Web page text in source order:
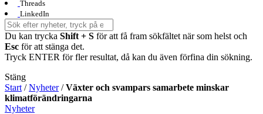
Threads
LinkedIn
Du kan trycka Shift + S för att få fram sökfältet när som helst och
Esc för att stänga det.
Tryck ENTER för fler resultat, då kan du även förfina din sökning.
Stäng
Start /Nyheter/Växter och svampars samarbete minskar
klimatförändringarna
Nyheter